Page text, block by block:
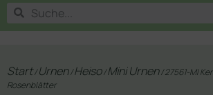
Start/Urnen/Heiso/Mini Urnen/ 27561-MI
Rosenblätter